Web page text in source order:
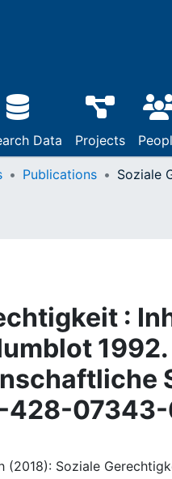
Data Projects
Publications
:
428-
(2018): Soziale